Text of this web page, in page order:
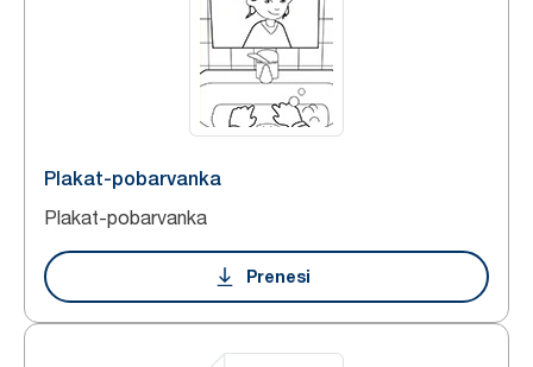
Plakat-pobarvanka
Plakat-pobarvanka
Prenesi